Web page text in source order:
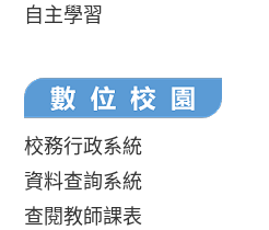
自主學習
校務行政系統
資料查詢系統
查閱教師課表